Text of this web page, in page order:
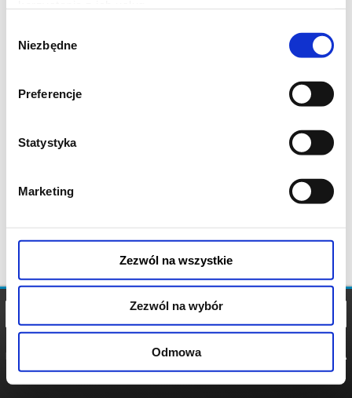
zgody
Niezbędne
Preferencje
Statystyka
Marketing
Zezwól na wszystkie
Zezwól na wybór
Odmowa
POLITYKA
POLITYKA